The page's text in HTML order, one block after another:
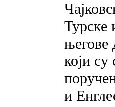
Турске
његове
који
и